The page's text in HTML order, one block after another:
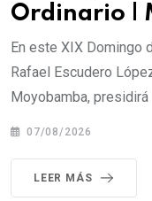
Ordinario |
En este XIX Domingo
Rafael Escudero
Moyobamba,
07/08/2026
LEER MÁS